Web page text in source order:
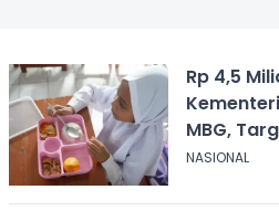
Rp 4,5
MBG,
NASIONAL